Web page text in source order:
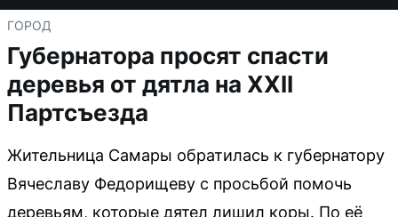
ГОРОД
Губернатора просят спасти
деревья от дятла на XXII
Партсъезда
Жительница Самары обратилась к губернатору
Вячеславу Федорищеву с просьбой помочь
деревьям, которые дятел лишил коры. По её